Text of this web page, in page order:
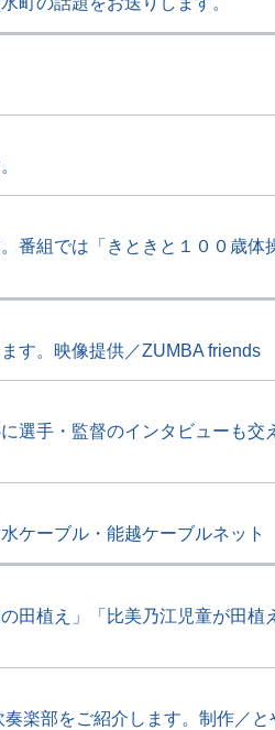
番組では「きときと１００歳体
す。映像提供／ZUMBA friends
選手・監督のインタビューも交
ケーブル・能越ケーブルネット
田植え」「比美乃江児童が田植
楽部をご紹介します。制作／と